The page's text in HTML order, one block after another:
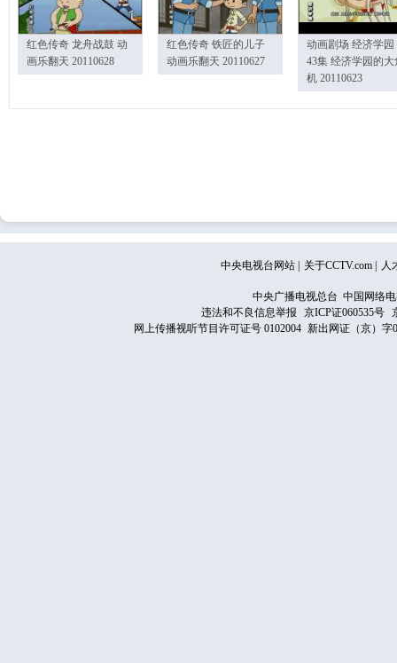
红色传奇 龙舟战鼓 动
画乐翻天 20110628
红色传奇 铁匠的儿子
动画乐翻天 20110627
动画剧场 经济学园
43集 经济学园的大
机 20110623
中央电视台网站 关于CCTV.com 人
中央广播电视总台 中国网络
违法和不良信息举报
京ICP证060535号
网上传播视听节目许可证号 0102004 新出网证（京）